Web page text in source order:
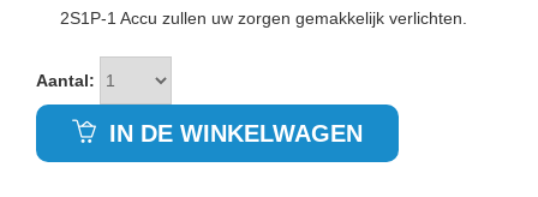
2S1P-1 Accu zullen uw zorgen gemakkelijk verlichten.
Aantal:
IN DE WINKELWAGEN